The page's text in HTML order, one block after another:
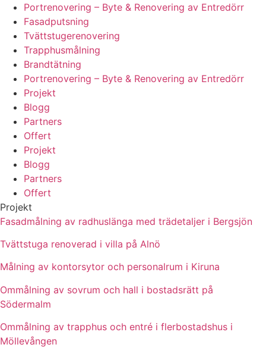
Portrenovering – Byte & Renovering av Entredörr
Fasadputsning
Tvättstugerenovering
Trapphusmålning
Brandtätning
Portrenovering – Byte & Renovering av Entredörr
Projekt
Blogg
Partners
Offert
Projekt
Blogg
Partners
Offert
Projekt
Fasadmålning av radhuslänga med trädetaljer i Bergsjön
Tvättstuga renoverad i villa på Alnö
Målning av kontorsytor och personalrum i Kiruna
Ommålning av sovrum och hall i bostadsrätt på
Södermalm
Ommålning av trapphus och entré i flerbostadshus i
Möllevången